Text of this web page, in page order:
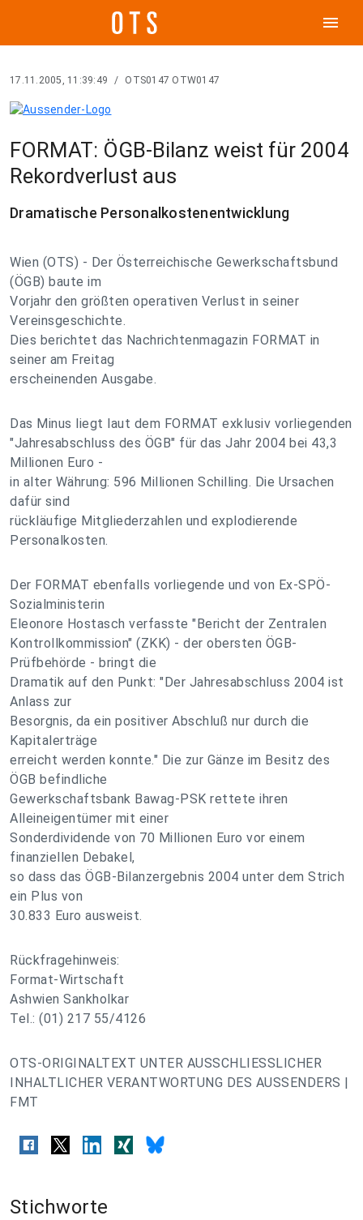
menu
17.11.2005, 11:39:49 / OTS0147 OTW0147
FORMAT: ÖGB-Bilanz weist für 2004
Rekordverlust aus
Dramatische Personalkostenentwicklung
Wien (OTS) - Der Österreichische Gewerkschaftsbund
(ÖGB) baute im
Vorjahr den größten operativen Verlust in seiner
Vereinsgeschichte.
Dies berichtet das Nachrichtenmagazin FORMAT in
seiner am Freitag
erscheinenden Ausgabe.
Das Minus liegt laut dem FORMAT exklusiv vorliegenden
"Jahresabschluss des ÖGB" für das Jahr 2004 bei 43,3
Millionen Euro -
in alter Währung: 596 Millionen Schilling. Die Ursachen
dafür sind
rückläufige Mitgliederzahlen und explodierende
Personalkosten.
Der FORMAT ebenfalls vorliegende und von Ex-SPÖ-
Sozialministerin
Eleonore Hostasch verfasste "Bericht der Zentralen
Kontrollkommission" (ZKK) - der obersten ÖGB-
Prüfbehörde - bringt die
Dramatik auf den Punkt: "Der Jahresabschluss 2004 ist
Anlass zur
Besorgnis, da ein positiver Abschluß nur durch die
Kapitalerträge
erreicht werden konnte." Die zur Gänze im Besitz des
ÖGB befindliche
Gewerkschaftsbank Bawag-PSK rettete ihren
Alleineigentümer mit einer
Sonderdividende von 70 Millionen Euro vor einem
finanziellen Debakel,
so dass das ÖGB-Bilanzergebnis 2004 unter dem Strich
ein Plus von
30.833 Euro ausweist.
Rückfragehinweis:
Format-Wirtschaft
Ashwien Sankholkar
Tel.: (01) 217 55/4126
OTS-ORIGINALTEXT UNTER AUSSCHLIESSLICHER
INHALTLICHER VERANTWORTUNG DES AUSSENDERS |
FMT
Stichworte